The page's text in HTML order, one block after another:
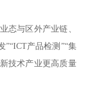
态与区外产业链、
”“ICT产品检测”“集
技术产业更高质量